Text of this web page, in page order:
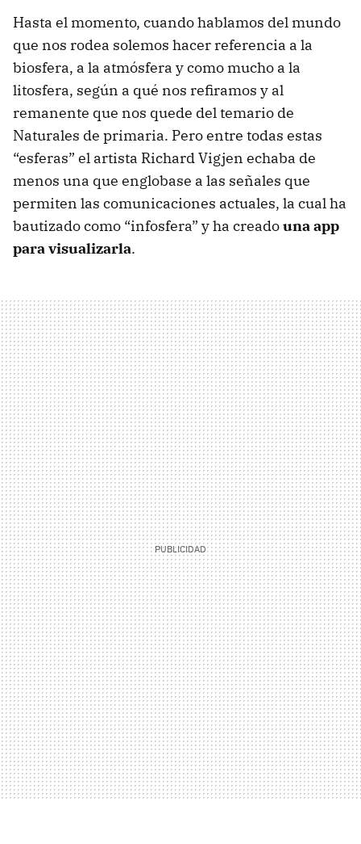
Hasta el momento, cuando hablamos del mundo
que nos rodea solemos hacer referencia a la
biosfera, a la atmósfera y como mucho a la
litosfera, según a qué nos refiramos y al
remanente que nos quede del temario de
Naturales de primaria. Pero entre todas estas
“esferas” el artista Richard Vigjen echaba de
menos una que englobase a las señales que
permiten las comunicaciones actuales, la cual ha
bautizado como “infosfera” y ha creadouna app
para visualizarla.